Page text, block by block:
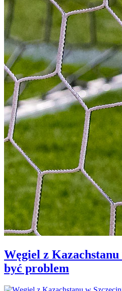
Węgiel z
być problem